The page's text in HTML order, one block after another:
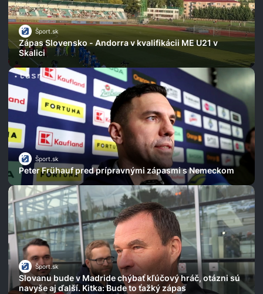
Šport.sk
Zápas Slovensko - Andorra v kvalifikácii ME U21 v
Skalici
Šport.sk
Peter Frühauf pred prípravnými zápasmi s Nemeckom
Šport.sk
Slovanu bude v Madride chýbať kľúčový hráč, otázni sú
navyše aj ďalší. Kitka: Bude to ťažký zápas